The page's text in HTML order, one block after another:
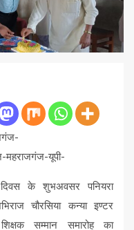
महराजगंज-यूपी-
के शुभअवसर पनियरा
चौरसिया कन्या इण्टर
शिक्षक सम्मान समारोह का